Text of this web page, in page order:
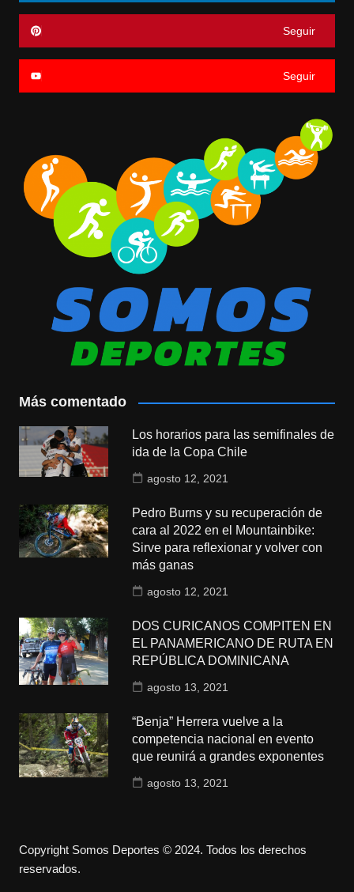
Seguir
Seguir
Más comentado
Los horarios para las semifinales de
ida de la Copa Chile
agosto 12, 2021
Pedro Burns y su recuperación de
cara al 2022 en el Mountainbike:
Sirve para reflexionar y volver con
más ganas
agosto 12, 2021
DOS CURICANOS COMPITEN EN
EL PANAMERICANO DE RUTA EN
REPÚBLICA DOMINICANA
agosto 13, 2021
“Benja” Herrera vuelve a la
competencia nacional en evento
que reunirá a grandes exponentes
agosto 13, 2021
Copyright Somos Deportes © 2024. Todos los derechos
reservados.